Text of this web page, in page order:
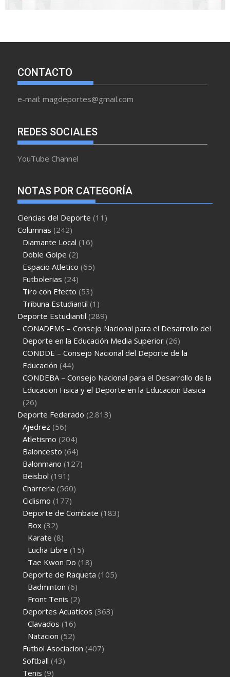
CONTACTO
e-mail: magdeportes@gmail.com
REDES SOCIALES
YouTube Channel
NOTAS POR CATEGORÍA
Ciencias del Deporte (11)
Columnas (242)
Diamante Local (16)
Doble Golpe (2)
Espacio Atletico (65)
Futbolerias (24)
Tiro con Efecto (53)
Tribuna Estudiantil (1)
Deporte Estudiantil (289)
CONADEMS – Consejo Nacional para el Desarrollo del
Deporte en la Educación Media Superior (26)
CONDDE – Consejo Nacional del Deporte de la
Educación (44)
CONDEBA – Consejo Nacional para el Desarrollo de la
Educacion Fisica y el Deporte en la Educacion Basica
(26)
Deporte Federado (2.813)
Ajedrez (56)
Atletismo (204)
Baloncesto (64)
Balonmano (127)
Beisbol (191)
Charreria (560)
Ciclismo (177)
Deporte de Combate (183)
Box (32)
Karate (8)
Lucha Libre (15)
Tae Kwon Do (18)
Deporte de Raqueta (105)
Badminton (6)
Front Tenis (2)
Deportes Acuaticos (363)
Clavados (16)
Natacion (52)
Futbol Asociacion (407)
Softball (43)
Tenis (9)